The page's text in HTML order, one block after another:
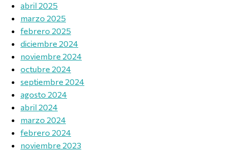
abril 2025
marzo 2025
febrero 2025
diciembre 2024
noviembre 2024
octubre 2024
septiembre 2024
agosto 2024
abril 2024
marzo 2024
febrero 2024
noviembre 2023